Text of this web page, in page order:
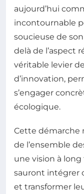
aujourd’hui
incontournable
soucieuse de
delà de l’aspect
véritable levier
d’innovation,
s’engager
écologique.
Cette démarche
de l’ensemble
une vision à
sauront intégrer
et transformer